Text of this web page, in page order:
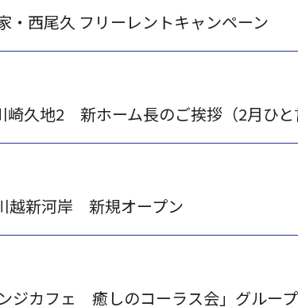
・西尾久 フリーレントキャンペーン
久地2 新ホーム長のご挨拶（2月ひと
越新河岸 新規オープン
ジカフェ 癒しのコーラス会」グルー